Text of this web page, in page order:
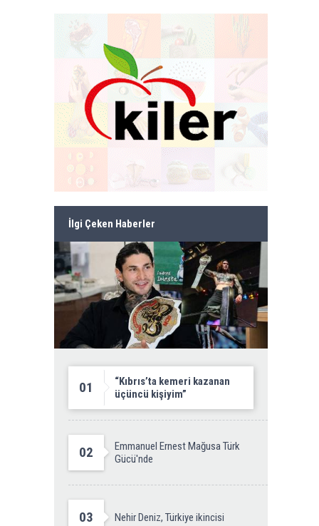
İlgi Çeken Haberler
01
“Kıbrıs’ta kemeri kazanan
üçüncü kişiyim”
02
Emmanuel Ernest Mağusa Türk
Gücü'nde
03 Nehir Deniz, Türkiye ikincisi